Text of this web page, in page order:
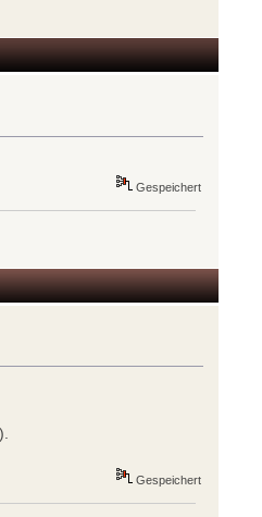
Gespeichert
Gespeichert